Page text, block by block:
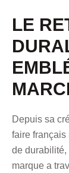
LE
Depuis sa
faire français
de durabilité,
marque a